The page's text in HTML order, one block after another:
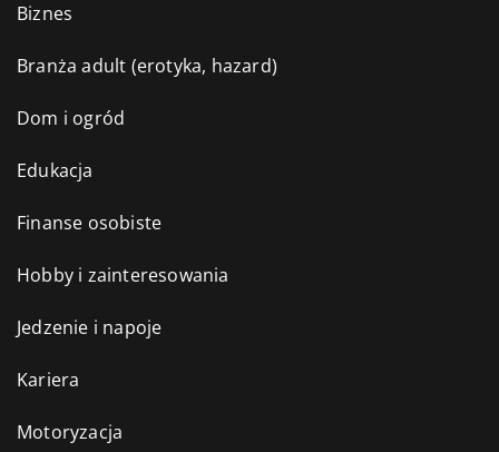
Biznes
Branża adult (erotyka, hazard)
Dom i ogród
Edukacja
Finanse osobiste
Hobby i zainteresowania
Jedzenie i napoje
Kariera
Motoryzacja